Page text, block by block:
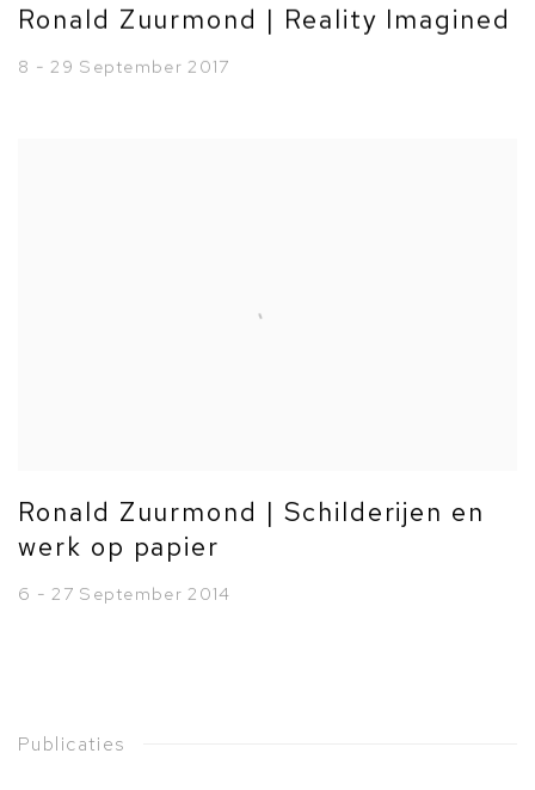
Ronald Zuurmond | Reality Imagined
8 - 29 September 2017
Ronald Zuurmond | Schilderijen en
werk op papier
6 - 27 September 2014
Publicaties